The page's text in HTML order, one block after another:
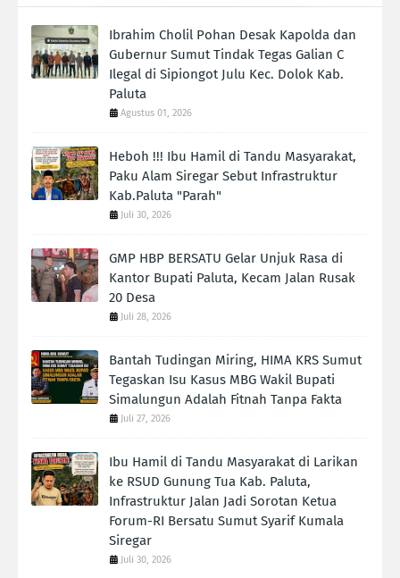
Ibrahim Cholil Pohan Desak Kapolda dan
Gubernur Sumut Tindak Tegas Galian C
Ilegal di Sipiongot Julu Kec. Dolok Kab.
Paluta
Agustus 01, 2026
Heboh !!! Ibu Hamil di Tandu Masyarakat,
Paku Alam Siregar Sebut Infrastruktur
Kab.Paluta "Parah"
Juli 30, 2026
GMP HBP BERSATU Gelar Unjuk Rasa di
Kantor Bupati Paluta, Kecam Jalan Rusak
20 Desa
Juli 28, 2026
Bantah Tudingan Miring, HIMA KRS Sumut
Tegaskan Isu Kasus MBG Wakil Bupati
Simalungun Adalah Fitnah Tanpa Fakta
Juli 27, 2026
Ibu Hamil di Tandu Masyarakat di Larikan
ke RSUD Gunung Tua Kab. Paluta,
Infrastruktur Jalan Jadi Sorotan Ketua
Forum-RI Bersatu Sumut Syarif Kumala
Siregar
Juli 30, 2026